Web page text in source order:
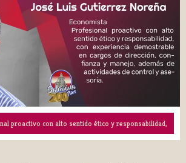
proactivo con alto sentido ético y responsabilidad,